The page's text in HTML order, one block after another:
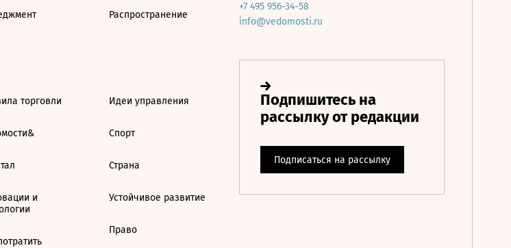
Распространение
торговли
и
Идеи управления
Спорт
Страна
Устойчивое развитие
Право
+7 495 956-34-58
info@vedomosti.ru